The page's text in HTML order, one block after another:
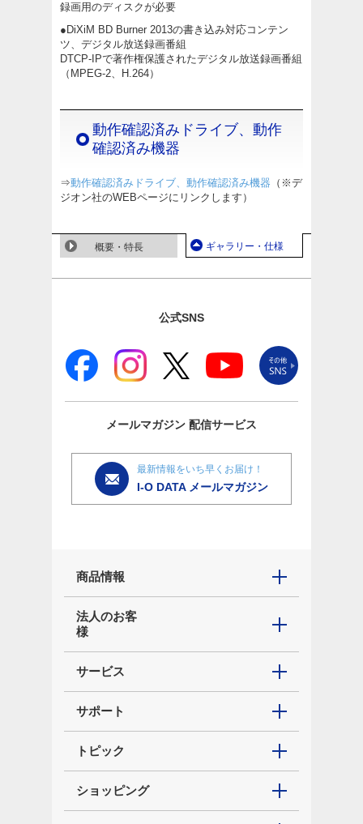
録画用のディスクが必要
●DiXiM BD Burner 2013の書き込み対応コンテン
ツ、デジタル放送録画番組
DTCP-IPで著作権保護されたデジタル放送録画番組
（MPEG-2、H.264）
動作確認済みドライブ、動作
確認済み機器
⇒動作確認済みドライブ、動作確認済み機器 （※デ
ジオン社のWEBページにリンクします）
概要・特長 ギャラリー・仕様
公式SNS
メールマガジン 配信サービス
最新情報をいち早くお届け！
I-O DATA メールマガジン
商品情報
法人のお客
様
サービス
サポート
トピック
ショッピング